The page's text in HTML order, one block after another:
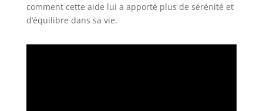
comment cette aide lui a apporté plus de sérénité et
d’équilibre dans sa vie.